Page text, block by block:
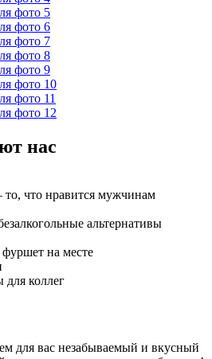
нас
что нравится мужчинам
альтернативы
фуршет на месте
коллег
для вас незабываемый и вкусный